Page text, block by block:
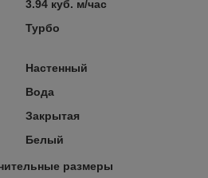
3.94 куб. м/час
Турбо
Настенный
Вода
Закрытая
Белый
размеры